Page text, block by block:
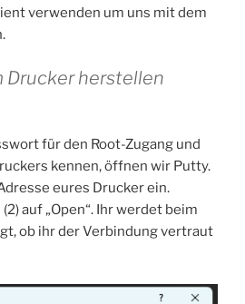
verwenden um uns mit dem
Drucker herstellen
für den Root-Zugang und
kennen, öffnen wir Putty.
eures Drucker ein.
auf „Open“. Ihr werdet beim
ob ihr der Verbindung vertraut